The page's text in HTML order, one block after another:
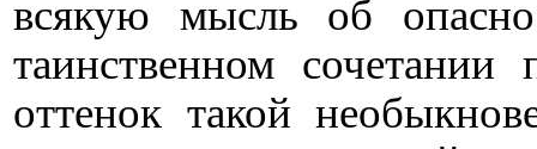
всякую мысль об
таинственном
оттенок такой